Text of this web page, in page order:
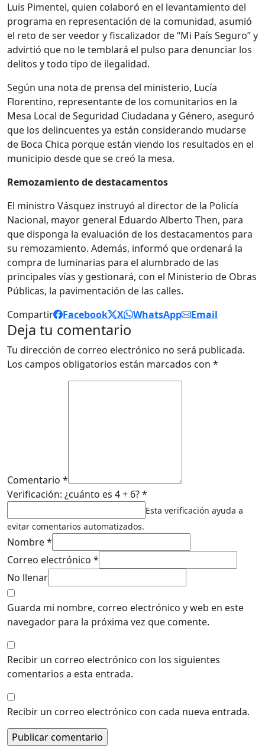
Luis Pimentel, quien colaboró en el levantamiento del
programa en representación de la comunidad, asumió
el reto de ser veedor y fiscalizador de “Mi País Seguro” y
advirtió que no le temblará el pulso para denunciar los
delitos y todo tipo de ilegalidad.
Según una nota de prensa del ministerio, Lucía
Florentino, representante de los comunitarios en la
Mesa Local de Seguridad Ciudadana y Género, aseguró
que los delincuentes ya están considerando mudarse
de Boca Chica porque están viendo los resultados en el
municipio desde que se creó la mesa.
Remozamiento de destacamentos
El ministro Vásquez instruyó al director de la Policía
Nacional, mayor general Eduardo Alberto Then, para
que disponga la evaluación de los destacamentos para
su remozamiento. Además, informó que ordenará la
compra de luminarias para el alumbrado de las
principales vías y gestionará, con el Ministerio de Obras
Públicas, la pavimentación de las calles.
Compartir
Facebook X WhatsApp Email
Deja tu comentario
Tu dirección de correo electrónico no será publicada.
Los campos obligatorios están marcados con *
Comentario *
Verificación: ¿cuánto es 4 + 6? *
Esta verificación ayuda a
evitar comentarios automatizados.
Nombre *
Correo electrónico *
No llenar
Guarda mi nombre, correo electrónico y web en este
navegador para la próxima vez que comente.
Recibir un correo electrónico con los siguientes
comentarios a esta entrada.
Recibir un correo electrónico con cada nueva entrada.